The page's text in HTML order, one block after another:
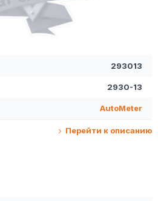
293013
2930-13
AutoMeter
Перейти к описанию